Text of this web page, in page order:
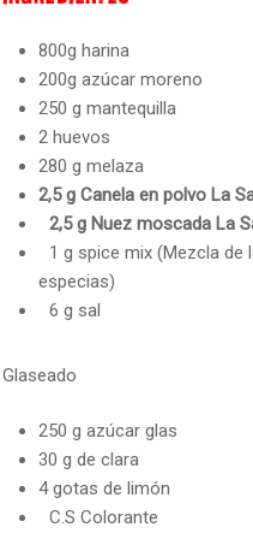
800g harina
200g azúcar moreno
250 g mantequilla
2 huevos
280 g melaza
2,5 g Canela en polvo La
2,5 g Nuez moscada La
1 g spice mix (Mezcla de
especias)
6 g sal
Glaseado
250 g azúcar glas
30 g de clara
4 gotas de limón
C.S Colorante